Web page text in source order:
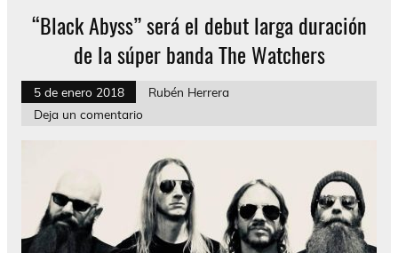
“Black Abyss” será el debut larga duración
de la súper banda The Watchers
5 de enero 2018
Rubén Herrera
Deja un comentario